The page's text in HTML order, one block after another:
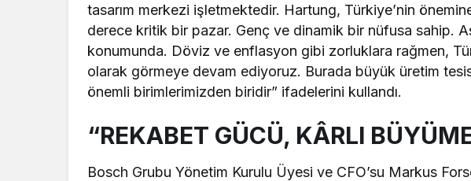
tasarım merkezi işletmektedir. Hartung, Türkiye’nin
derece kritik bir pazar. Genç ve dinamik bir nüfusa sahip.
konumunda. Döviz ve enflasyon gibi zorluklara rağmen,
olarak görmeye devam ediyoruz. Burada büyük üretim
önemli birimlerimizden biridir” ifadelerini kullandı.
“REKABET GÜCÜ, KÂRLI
Bosch Grubu Yönetim Kurulu Üyesi ve CFO’su Markus